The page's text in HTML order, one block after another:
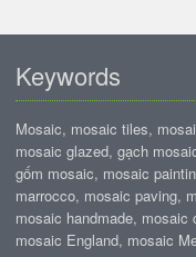
Keywords
Mosaic, mosaic tiles,
mosaic glazed, gạch
gốm mosaic, mosaic
marrocco, mosaic paving,
mosaic handmade,
mosaic England, mosaic